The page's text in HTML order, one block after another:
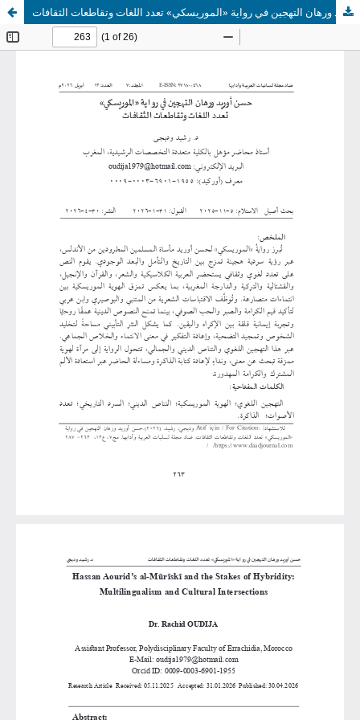
حسن أوريد ورهان التهجين في رواية «الموريسكي» تعدد اللغات وتقاطعات الثقافات